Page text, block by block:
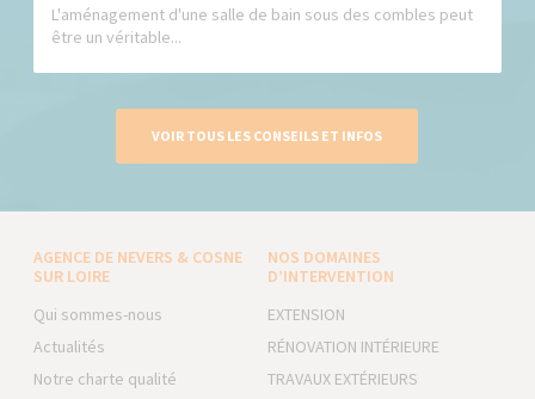
L'aménagement d'une salle de bain sous des combles peut
être un véritable...
VOIR TOUS LES CONSEILS ET INFOS
AGENCE DE NEVERS & COSNE
SUR LOIRE
Qui sommes-nous
Actualités
Notre charte qualité
NOS DOMAINES
D’INTERVENTION
EXTENSION
RÉNOVATION INTÉRIEURE
TRAVAUX EXTÉRIEURS